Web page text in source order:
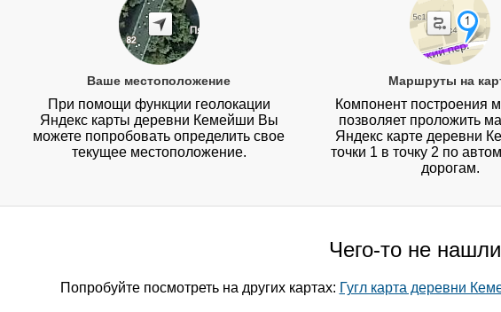
Ваше местоположение
При помощи функции геолокации
Яндекс карты деревни Кемейши Вы
можете попробовать определить свое
текущее местоположение.
Маршруты на
Компонент построения
позволяет проложить
Яндекс карте деревни
точки 1 в точку 2 по
дорогам.
Чего-то не
Попробуйте посмотреть на других картах: Гугл карта деревни